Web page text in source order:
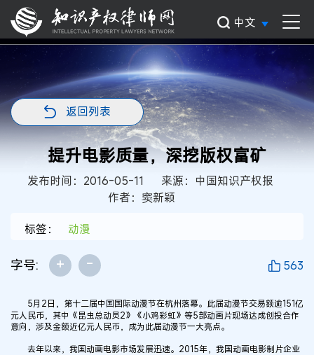
中文
返回列表
提升电影质量，深挖版权富矿
发布时间：2016-05-11
来源：中国知识产权报
作者：窦新颖
标签： 动漫
字号: + - 563
5月2日，第十二届中国国际动漫节在杭州落幕。此届动漫节交易额逾151亿
元人民币，其中《昆虫总动员2》《小鸡彩虹》等5部动画片现场达成创投合作
意向，涉及金额近亿元人民币，成为此届动漫节一大亮点。
去年以来，我国动画电影市场发展迅速。2015年，我国动画电影制片企业